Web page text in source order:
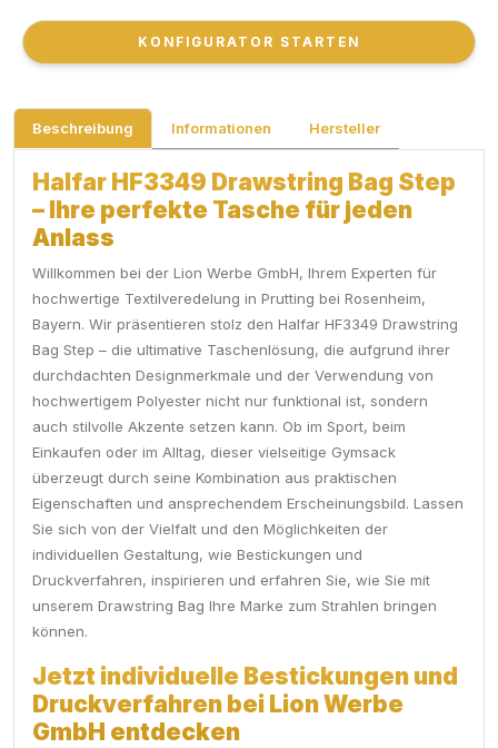
KONFIGURATOR STARTEN
KONFIGURATOR STARTEN
Beschreibung Informationen Hersteller
Halfar HF3349 Drawstring Bag Step
– Ihre perfekte Tasche für jeden
Anlass
Willkommen bei der Lion Werbe GmbH, Ihrem Experten für
hochwertige Textilveredelung in Prutting bei Rosenheim,
Bayern. Wir präsentieren stolz den Halfar HF3349 Drawstring
Bag Step – die ultimative Taschenlösung, die aufgrund ihrer
durchdachten Designmerkmale und der Verwendung von
hochwertigem Polyester nicht nur funktional ist, sondern
auch stilvolle Akzente setzen kann. Ob im Sport, beim
Einkaufen oder im Alltag, dieser vielseitige Gymsack
überzeugt durch seine Kombination aus praktischen
Eigenschaften und ansprechendem Erscheinungsbild. Lassen
Sie sich von der Vielfalt und den Möglichkeiten der
individuellen Gestaltung, wie Bestickungen und
Druckverfahren, inspirieren und erfahren Sie, wie Sie mit
unserem Drawstring Bag Ihre Marke zum Strahlen bringen
können.
Jetzt individuelle Bestickungen und
Druckverfahren bei Lion Werbe
GmbH entdecken